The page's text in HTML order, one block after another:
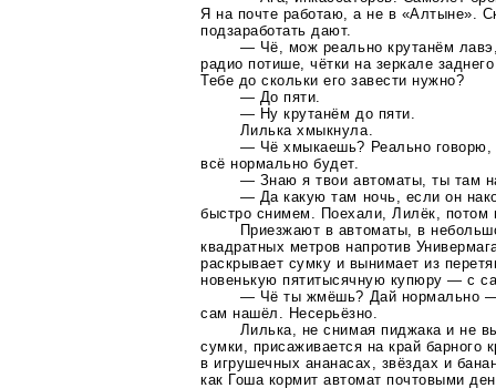
Я на почте работаю, а не в «Алтыне».
подзаработать дают.
— Чё, мож реально крутанём
радио потише, чётки на зеркале
Тебе до скольки его завести нужно?
— До пяти.
— Ну крутанём до пяти.
Лилька хмыкнула.
— Чё хмыкаешь? Реально
всё нормально будет.
— Знаю я твои автоматы, ты там
— Да какую там ночь, если он
быстро снимем. Поехали, Лилёк, потом
Приезжают в автоматы, в
квадратных метров напротив
раскрывает сумку и вынимает из
новенькую пятитысячную купюру — с
— Чё ты жмёшь? Дай нормально
сам нашёл. Несерьёзно.
Лилька, не снимая пиджака и не
сумки, присаживается на край барного
в игрушечных ананасах, звёздах и
как Гоша кормит автомат почтовыми